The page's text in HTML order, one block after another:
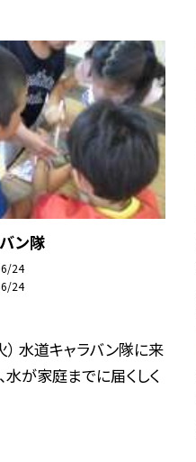
ン隊
24
24
） 水道キャラバン隊に来
水が家庭までに届くしく